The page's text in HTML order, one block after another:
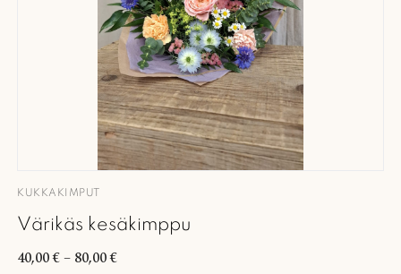
KUKKAKIMPUT
Värikäs kesäkimppu
40,00€– 80,00€